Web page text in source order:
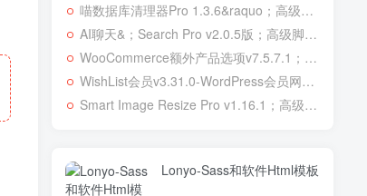
喵数据库清理器Pro 1.3.6&raquo；高级脚本、插件和；移动
AI聊天&；Search Pro v2.0.5版；高级脚本、插件和；移动
WooCommerce额外产品选项v7.5.7.1；高级脚本、插件和；移动
WishList会员v3.31.0-WordPress会员网站；高级脚本、插件和；移动
Smart Image Resize Pro v1.16.1；高级脚本、插件和；移动
Lonyo-Sass和软件Html模板